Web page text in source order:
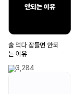
술 먹다 잠들면 안되
는 이유
3,284